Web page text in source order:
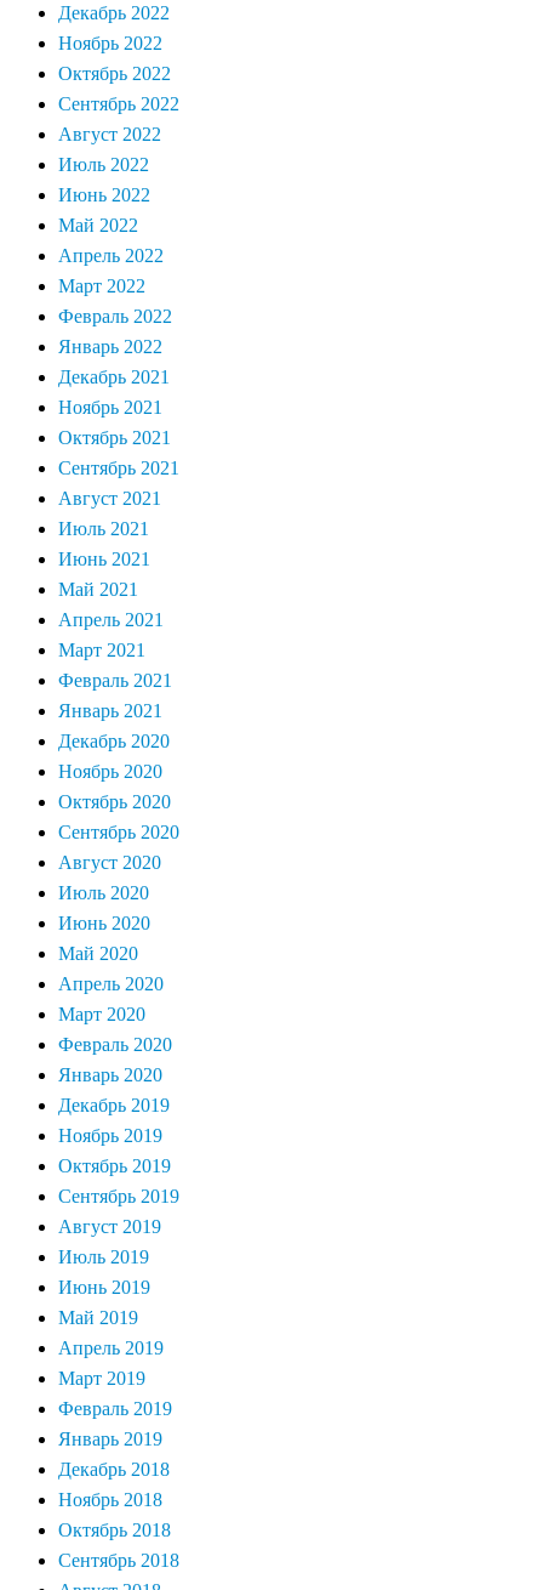
Декабрь 2022
Ноябрь 2022
Октябрь 2022
Сентябрь 2022
Август 2022
Июль 2022
Июнь 2022
Май 2022
Апрель 2022
Март 2022
Февраль 2022
Январь 2022
Декабрь 2021
Ноябрь 2021
Октябрь 2021
Сентябрь 2021
Август 2021
Июль 2021
Июнь 2021
Май 2021
Апрель 2021
Март 2021
Февраль 2021
Январь 2021
Декабрь 2020
Ноябрь 2020
Октябрь 2020
Сентябрь 2020
Август 2020
Июль 2020
Июнь 2020
Май 2020
Апрель 2020
Март 2020
Февраль 2020
Январь 2020
Декабрь 2019
Ноябрь 2019
Октябрь 2019
Сентябрь 2019
Август 2019
Июль 2019
Июнь 2019
Май 2019
Апрель 2019
Март 2019
Февраль 2019
Январь 2019
Декабрь 2018
Ноябрь 2018
Октябрь 2018
Сентябрь 2018